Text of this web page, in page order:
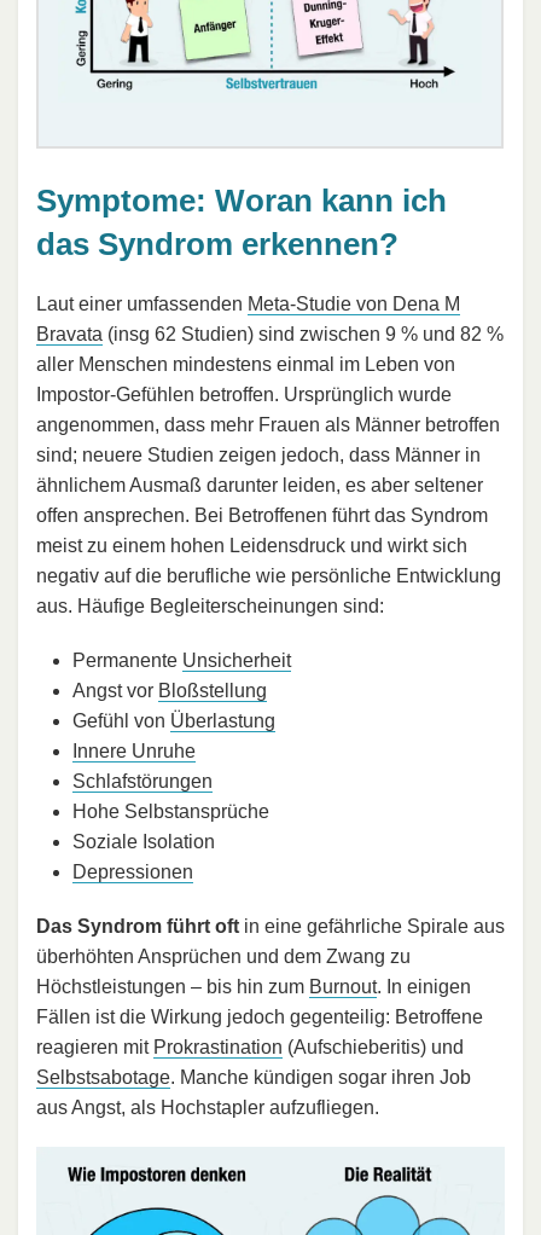
Symptome: Woran kann ich
das Syndrom erkennen?
Laut einer umfassenden Meta-Studie von Dena M
Bravata (insg 62 Studien) sind zwischen 9 % und 82 %
aller Menschen mindestens einmal im Leben von
Impostor-Gefühlen betroffen. Ursprünglich wurde
angenommen, dass mehr Frauen als Männer betroffen
sind; neuere Studien zeigen jedoch, dass Männer in
ähnlichem Ausmaß darunter leiden, es aber seltener
offen ansprechen. Bei Betroffenen führt das Syndrom
meist zu einem hohen Leidensdruck und wirkt sich
negativ auf die berufliche wie persönliche Entwicklung
aus. Häufige Begleiterscheinungen sind:
Permanente Unsicherheit
Angst vor Bloßstellung
Gefühl von Überlastung
Innere Unruhe
Schlafstörungen
Hohe Selbstansprüche
Soziale Isolation
Depressionen
Das Syndrom führt oft in eine gefährliche Spirale aus
überhöhten Ansprüchen und dem Zwang zu
Höchstleistungen – bis hin zum Burnout. In einigen
Fällen ist die Wirkung jedoch gegenteilig: Betroffene
reagieren mit Prokrastination (Aufschieberitis) und
Selbstsabotage. Manche kündigen sogar ihren Job
aus Angst, als Hochstapler aufzufliegen.